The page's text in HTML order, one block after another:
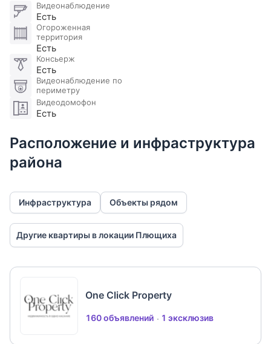
Видеонаблюдение
Есть
Огороженная
территория
Есть
Консьерж
Есть
Видеонаблюдение по
периметру
Видеодомофон
Есть
Расположение и инфраструктура
района
Инфраструктура Объекты рядом
Другие квартиры в локации Плющиха
One Click Property
160 объявлений 1 эксклюзив